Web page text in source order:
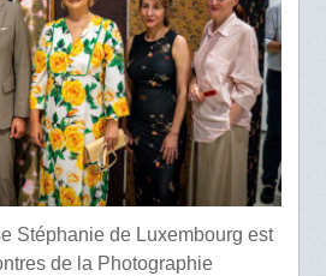
Stéphanie de Luxembourg est
de la Photographie